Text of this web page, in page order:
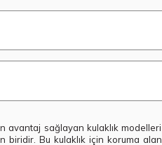
avantaj sağlayan kulaklık
Bu kulaklık için koruma